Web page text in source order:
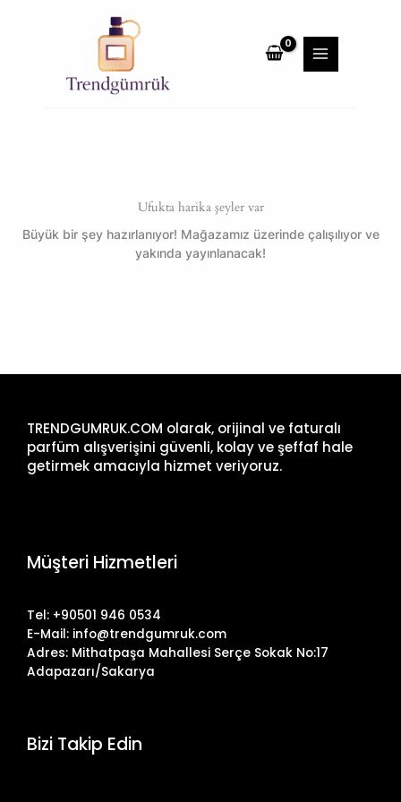
MENU
Ufukta harika şeyler var
Büyük bir şey hazırlanıyor! Mağazamız üzerinde çalışılıyor ve
yakında yayınlanacak!
TRENDGUMRUK.COM olarak, orijinal ve faturalı
parfüm alışverişini güvenli, kolay ve şeffaf hale
getirmek amacıyla hizmet veriyoruz.
Müşteri Hizmetleri
Tel: +90501 946 0534
E-Mail: info@trendgumruk.com
Adres: Mithatpaşa Mahallesi Serçe Sokak No:17
Adapazarı/Sakarya
Bizi Takip Edin